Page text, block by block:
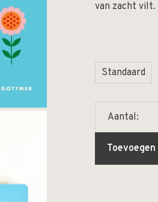
van zacht vilt.
Standaard
Aantal: